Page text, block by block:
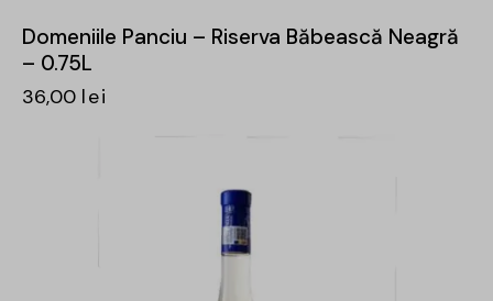
Domeniile Panciu – Riserva Băbească Neagră
– 0.75L
36,00 lei